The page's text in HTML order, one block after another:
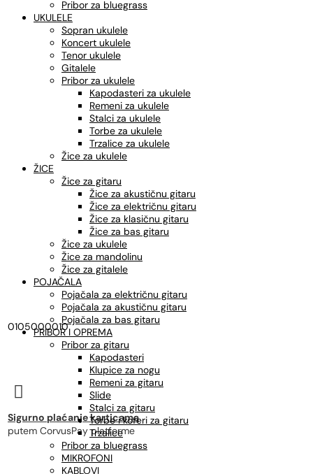
Pribor za bluegrass
UKULELE
Sopran ukulele
Koncert ukulele
Tenor ukulele
Gitalele
Pribor za ukulele
Kapodasteri za ukulele
Remeni za ukulele
Stalci za ukulele
Torbe za ukulele
Trzalice za ukulele
Žice za ukulele
ŽICE
Žice za gitaru
Žice za akustičnu gitaru
Žice za električnu gitaru
Žice za klasičnu gitaru
Žice za bas gitaru
Žice za ukulele
Žice za mandolinu
Žice za gitalele
POJAČALA
Pojačala za električnu gitaru
Pojačala za akustičnu gitaru
Pojačala za bas gitaru
PRIBOR I OPREMA
Pribor za gitaru
Kapodasteri
Klupice za nogu
Remeni za gitaru
Slide
Stalci za gitaru
Torbe i koferi za gitaru
Trzalice
Pribor za bluegrass
MIKROFONI
KABLOVI
0105000010

Sigurno plaćanje karticama
putem CorvusPay platforme